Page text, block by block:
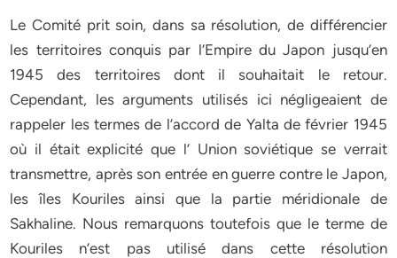
Le Comité prit soin, dans sa résolution, de différencier
les territoires conquis par l’Empire du Japon jusqu’en
1945 des territoires dont il souhaitait le retour.
Cependant, les arguments utilisés ici négligeaient de
rappeler les termes de l’accord de Yalta de février 1945
où il était explicité que l’ Union soviétique se verrait
transmettre, après son entrée en guerre contre le Japon,
les îles Kouriles ainsi que la partie méridionale de
Sakhaline. Nous remarquons toutefois que le terme de
Kouriles n’est pas utilisé dans cette résolution